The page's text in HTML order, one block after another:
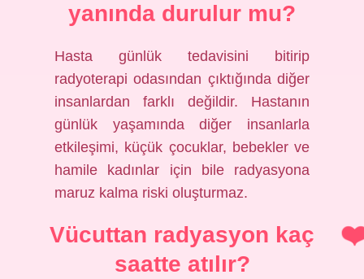
yanında durulur mu?
Hasta günlük tedavisini bitirip
radyoterapi odasından çıktığında diğer
insanlardan farklı değildir. Hastanın
günlük yaşamında diğer insanlarla
etkileşimi, küçük çocuklar, bebekler ve
hamile kadınlar için bile radyasyona
maruz kalma riski oluşturmaz.
Vücuttan radyasyon kaç
saatte atılır?